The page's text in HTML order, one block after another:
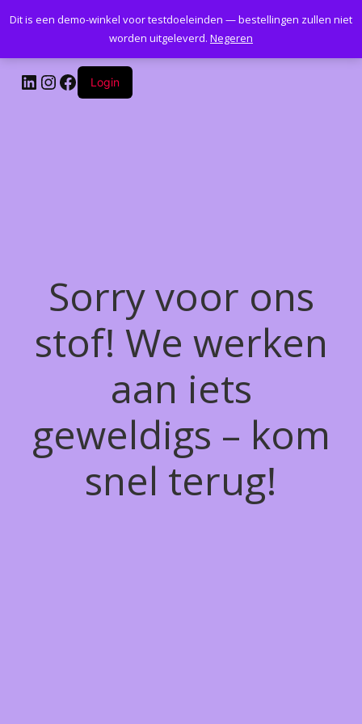
Kantoormeubelenplus.com
LinkedIn
Instagram
Facebook
Login
Sorry voor ons
stof! We werken
aan iets
geweldigs – kom
snel terug!
Dit is een demo-winkel voor testdoeleinden — bestellingen zullen niet
worden uitgeleverd. Negeren